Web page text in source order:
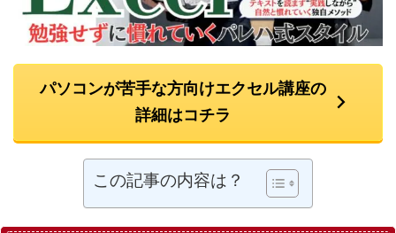
パソコンが苦手な方向けエクセル講座の
詳細はコチラ
この記事の内容は？